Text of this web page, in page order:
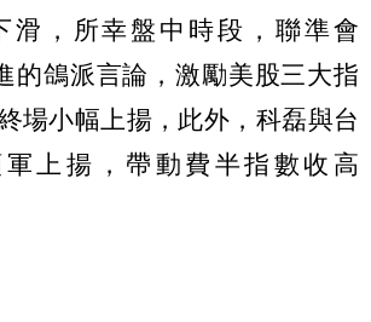
滑，所幸盤中時段，聯準會
的鴿派言論，激勵美股三大指
場小幅上揚，此外，科磊與台
上揚，帶動費半指數收高